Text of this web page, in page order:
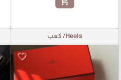
Heels/ كعب
favorite_border